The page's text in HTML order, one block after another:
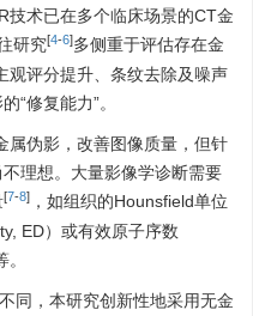
技术已在多个临床场景的CT金
研究[4-6]多侧重于评估存在金
观评分提升、条纹去除及噪声
“修复能力”。
属伪影，改善图像质量，但针
理想。大量影像学诊断需要
[7-8] ，如组织的Hounsfield单位
ED）或有效原子序数
。
同，本研究创新性地采用无金